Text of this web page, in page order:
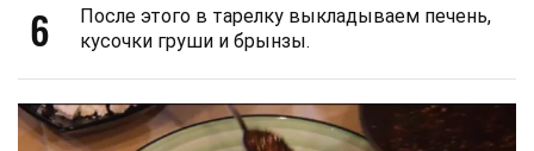
6
После этого в тарелку выкладываем печень,
кусочки груши и брынзы.